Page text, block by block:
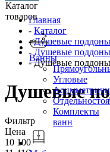
Каталог
товаров
Ванны
Угловые
Комплекты
ванн
Главная
- Каталог
-Душевые поддоны
- Душевые поддоны
- Душевые поддоны
Душевые
Фильтр
Цена
10 100